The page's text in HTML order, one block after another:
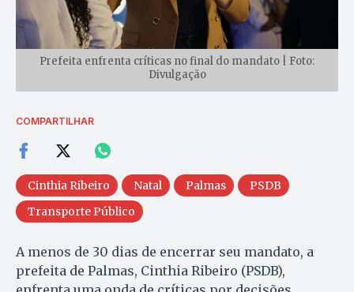
Prefeita enfrenta críticas no final do mandato | Foto:
Divulgação
COMPARTILHAR
Cinthia Ribeiro Natal Palmas
PSDB
Transporte Público
A menos de 30 dias de encerrar seu mandato, a
prefeita de Palmas, Cinthia Ribeiro (PSDB),